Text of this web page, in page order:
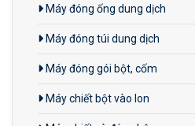
Máy đóng ống dung dịch
Máy đóng túi dung dịch
Máy đóng gói bột, cốm
Máy chiết bột vào lon